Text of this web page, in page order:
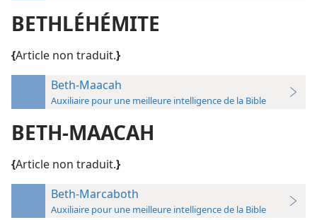
BETHLÉHÉMITE
{Article non traduit.}
Beth-Maacah
Auxiliaire pour une meilleure intelligence de la Bible
BETH-MAACAH
{Article non traduit.}
Beth-Marcaboth
Auxiliaire pour une meilleure intelligence de la Bible